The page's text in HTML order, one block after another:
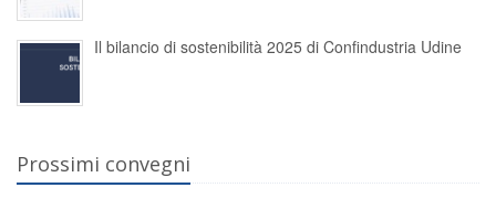
Il bilancio di sostenibilità 2025 di Confindustria Udine
Prossimi convegni